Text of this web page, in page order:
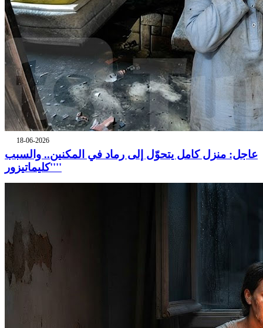
18-06-2026
عاجل: منزل كامل يتحوّل إلى رماد في المكنين.. والسبب
''كليماتيزور''